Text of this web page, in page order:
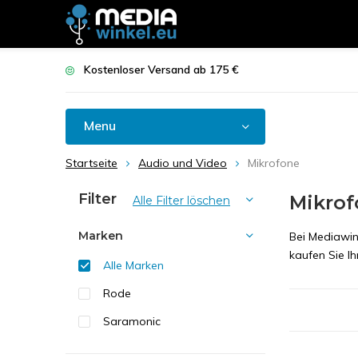
Kostenloser Versand ab 175 €
Menu
Startseite Audio und Video Mikrofone
Bei
kaufen Sie
Filter Alle Filter löschen
Marken
Alle Marken
Rode
Saramonic